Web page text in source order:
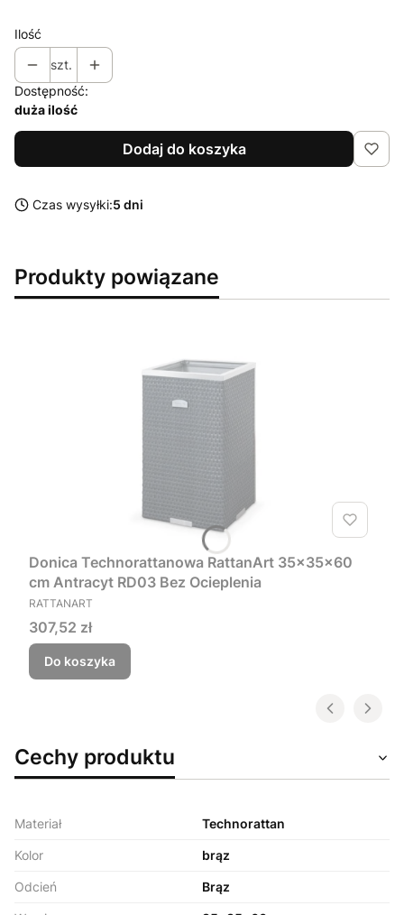
Ilość
szt.
Dostępność:
duża ilość
Dodaj do koszyka
Czas wysyłki:5 dni
Produkty powiązane
Donica Technorattanowa RattanArt 35x35x60
cm Antracyt RD03 Bez Ocieplenia
PRODUCENT
RATTANART
Cena
307,52 zł
Do koszyka
Cechy produktu
Materiał Technorattan
Kolor brąz
Odcień Brąz